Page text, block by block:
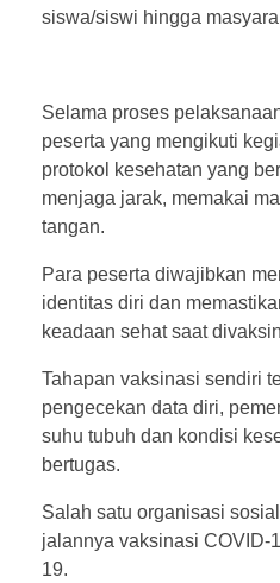
siswa/siswi hingga
Selama proses
peserta yang mengikuti
protokol kesehatan yang
menjaga jarak, memakai
tangan.
Para peserta diwajibkan
identitas diri dan
keadaan sehat saat
Tahapan vaksinasi sendiri
pengecekan data diri,
suhu tubuh dan kondisi
bertugas.
Salah satu organisasi
jalannya vaksinasi COVID-
19.